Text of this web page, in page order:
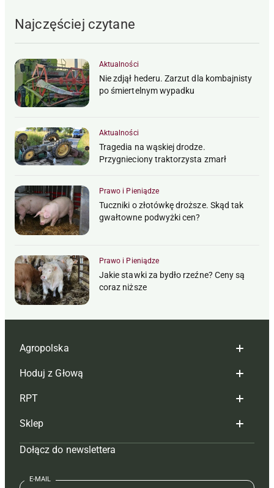
Najczęściej czytane
Aktualności
Nie zdjął hederu. Zarzut dla kombajnisty
po śmiertelnym wypadku
Aktualności
Tragedia na wąskiej drodze.
Przygnieciony traktorzysta zmarł
Prawo i Pieniądze
Tuczniki o złotówkę droższe. Skąd tak
gwałtowne podwyżki cen?
Prawo i Pieniądze
Jakie stawki za bydło rzeźne? Ceny są
coraz niższe
Agropolska
Redakcja
Reklama
Tagi
Mapa serwisu
Kontakt
Hoduj z Głową
Hoduj z głową bydło
Hoduj z głową świnie
Prenumerata
Redakcja
RPT
Redakcja
Prenumerata
Reklama
Sklep
Czasopisma i prenumerata
Książki
Dołącz do newslettera
E-MAIL